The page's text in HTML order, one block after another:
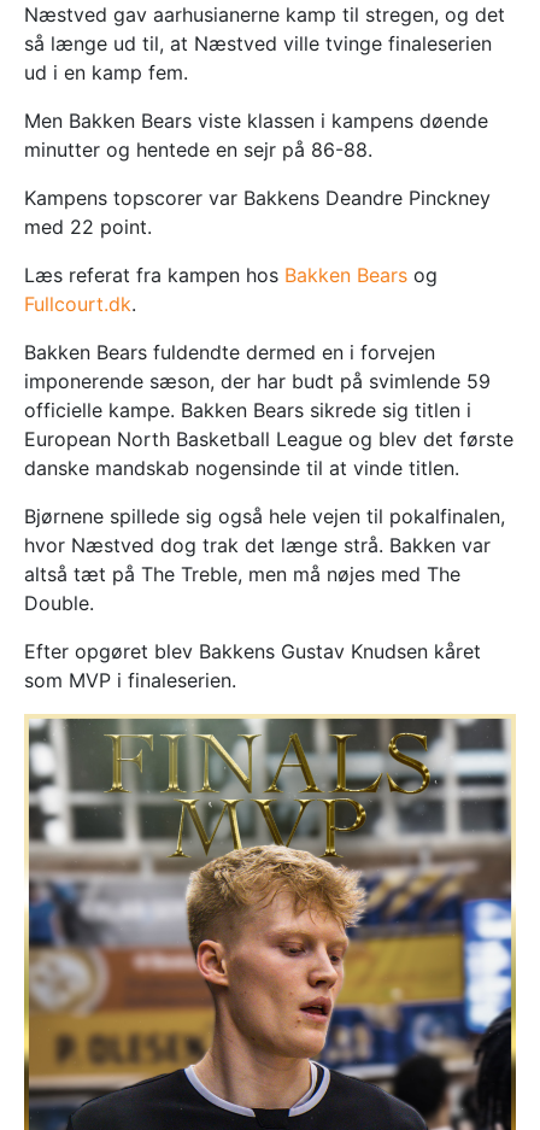
Næstved gav aarhusianerne kamp til stregen, og det
så længe ud til, at Næstved ville tvinge finaleserien
ud i en kamp fem.
Men Bakken Bears viste klassen i kampens døende
minutter og hentede en sejr på 86-88.
Kampens topscorer var Bakkens Deandre Pinckney
med 22 point.
Læs referat fra kampen hos Bakken Bears og
Fullcourt.dk.
Bakken Bears fuldendte dermed en i forvejen
imponerende sæson, der har budt på svimlende 59
officielle kampe. Bakken Bears sikrede sig titlen i
European North Basketball League og blev det første
danske mandskab nogensinde til at vinde titlen.
Bjørnene spillede sig også hele vejen til pokalfinalen,
hvor Næstved dog trak det længe strå. Bakken var
altså tæt på The Treble, men må nøjes med The
Double.
Efter opgøret blev Bakkens Gustav Knudsen kåret
som MVP i finaleserien.